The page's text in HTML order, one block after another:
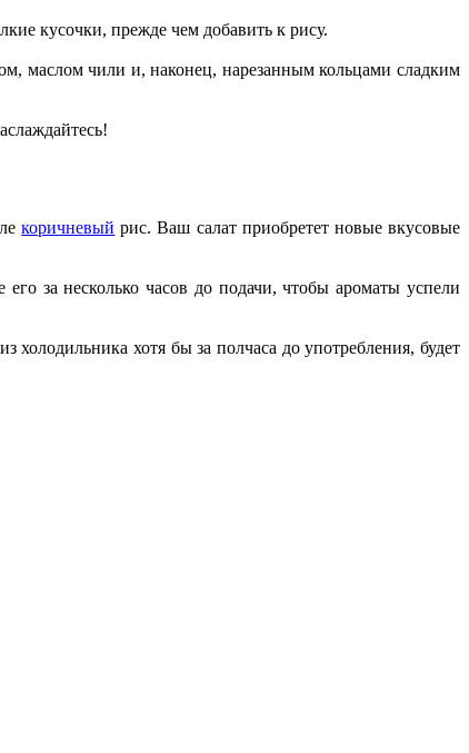
кусочки, прежде чем добавить к рису.
маслом чили и, наконец, нарезанным кольцами сладким
коричневый рис. Ваш салат приобретет новые вкусовые
за несколько часов до подачи, чтобы ароматы успели
хотя бы за полчаса до употребления, будет